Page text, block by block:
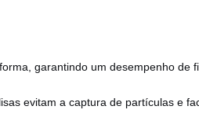
garantindo um desempenho de
evitam a captura de partículas e